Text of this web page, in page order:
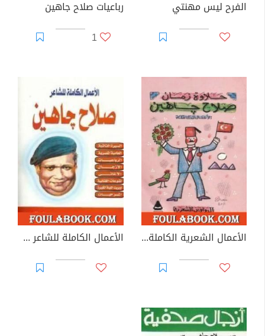
الفرح ليس مهنتي
رباعيات صلاح جاهين
1
الأعمال الشعرية الكاملة - صلاح جاهين الأعمال الكاملة للشاعر صلاح جاهين